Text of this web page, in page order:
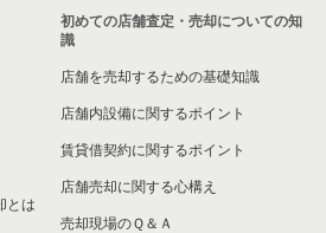
売却物件の案件一覧
き売却物件の案件一覧
とは
初めての店舗査定・売却についての知
識
店舗を売却するための基礎知識
店舗内設備に関するポイント
賃貸借契約に関するポイント
店舗売却に関する心構え
売却現場のＱ＆Ａ